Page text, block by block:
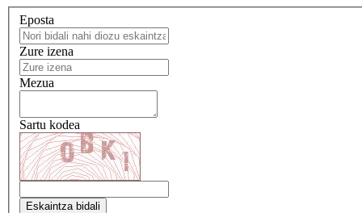
Eposta
Zure izena
Mezua
Sartu kodea